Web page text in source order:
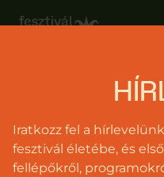
Iratkozz fel a
fesztivál életébe, és
fellépőkről,
26-
28.